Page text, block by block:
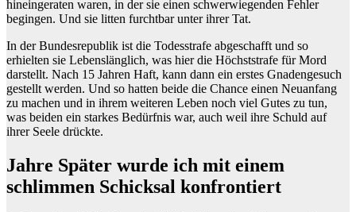
hineingeraten waren, in der sie einen schwerwiegenden Fehler
begingen. Und sie litten furchtbar unter ihrer Tat.
In der Bundesrepublik ist die Todesstrafe abgeschafft und so
erhielten sie Lebenslänglich, was hier die Höchststrafe für Mord
darstellt. Nach 15 Jahren Haft, kann dann ein erstes Gnadengesuch
gestellt werden. Und so hatten beide die Chance einen Neuanfang
zu machen und in ihrem weiteren Leben noch viel Gutes zu tun,
was beiden ein starkes Bedürfnis war, auch weil ihre Schuld auf
ihrer Seele drückte.
Jahre Später wurde ich mit einem
schlimmen Schicksal konfrontiert